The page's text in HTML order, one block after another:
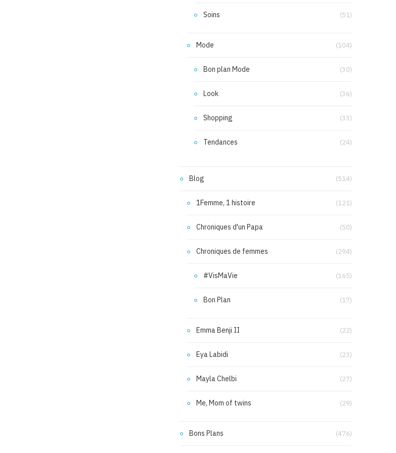
Soins (51)
Mode (104)
Bon plan Mode (30)
Look (36)
Shopping (33)
Tendances (24)
Blog (514)
1Femme, 1 histoire (121)
Chroniques d'un Papa (50)
Chroniques de femmes (294)
#VisMaVie (165)
Bon Plan (17)
Emma Benji II (22)
Eya Labidi (23)
Mayla Chelbi (27)
Me, Mom of twins (29)
Bons Plans (476)